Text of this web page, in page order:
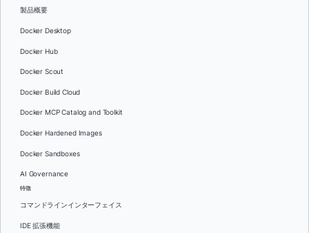
製品概要
Docker Desktop
Docker Hub
Docker Scout
Docker Build Cloud
Docker MCP Catalog and Toolkit
Docker Hardened Images
Docker Sandboxes
AI Governance
特徴
コマンドラインインターフェイス
IDE 拡張機能